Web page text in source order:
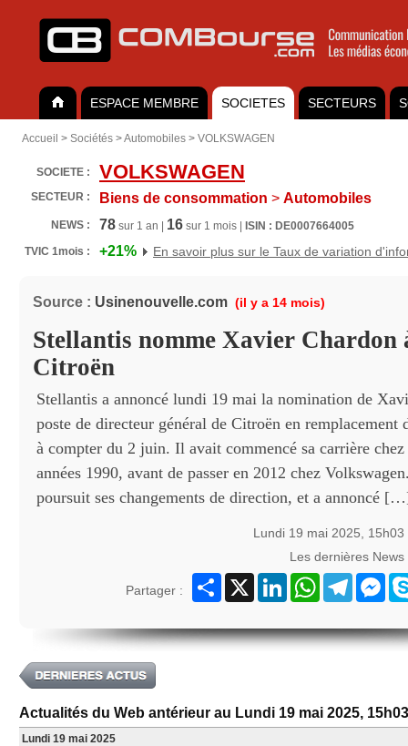
ESPACE MEMBRE SOCIETES SECTEURS
Accueil > Sociétés >Automobiles > VOLKSWAGEN
SOCIETE : VOLKSWAGEN
SECTEUR : Biens de consommation > Automobiles
NEWS : 78 sur 1 an | 16 sur 1 mois |
ISIN : DE0007664005
TVIC 1mois :
+21% En savoir plus sur le Taux de variation
Source : Usinenouvelle.com (il y a 14 mois)
Stellantis nomme Xavier Chardon
Citroën
Stellantis a annoncé lundi 19 mai la nomination de
poste de directeur général de Citroën en remplacement
à compter du 2 juin. Il avait commencé sa carrière
années 1990, avant de passer en 2012 chez
poursuit ses changements de direction, et a annoncé
Lundi 19 mai 2025,
Les dernières
Partager :
Partager
X LinkedInWhatsAppTelegram
Actualités du Web antérieur au Lundi 19 mai 2025, 15h03
Lundi 19 mai 2025